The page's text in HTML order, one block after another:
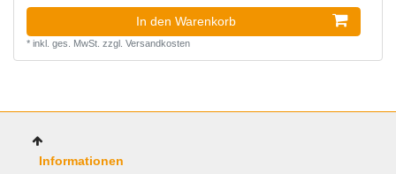
In den Warenkorb
* inkl. ges. MwSt. zzgl. Versandkosten
Informationen